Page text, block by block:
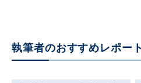
執筆者のおすすめレポート